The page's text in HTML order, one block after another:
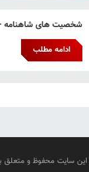
شخصیت های شاهنامه
ادامه مطلب
سایت محفوظ و متعلق